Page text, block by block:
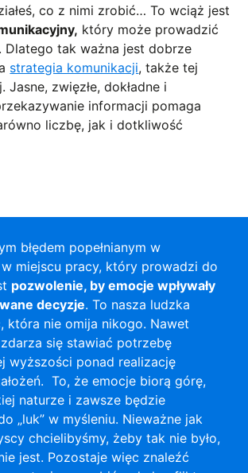
co z nimi zrobić… To wciąż jest
który może prowadzić
Dlatego tak ważna jest dobrze
strategia komunikacji, także tej
Jasne, zwięzłe, dokładne i
informacji pomaga
liczbę, jak i dotkliwość
błędem popełnianym w
miejscu pracy, który prowadzi do
pozwolenie, by emocje wpływały
decyzje. To nasza ludzka
która nie omija nikogo. Nawet
się stawiać potrzebę
wyższości ponad realizację
To, że emocje biorą górę,
naturze i zawsze będzie
„luk” w myśleniu. Nieważne jak
chcielibyśmy, żeby tak nie było,
jest. Pozostaje więc znaleźć